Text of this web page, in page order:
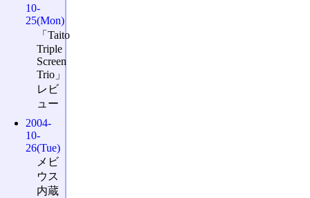
10-
25(Mon)
「Taito
Triple
Screen
Trio」
レビ
ュー
2004-
10-
26(Tue)
メビ
ウス
内蔵